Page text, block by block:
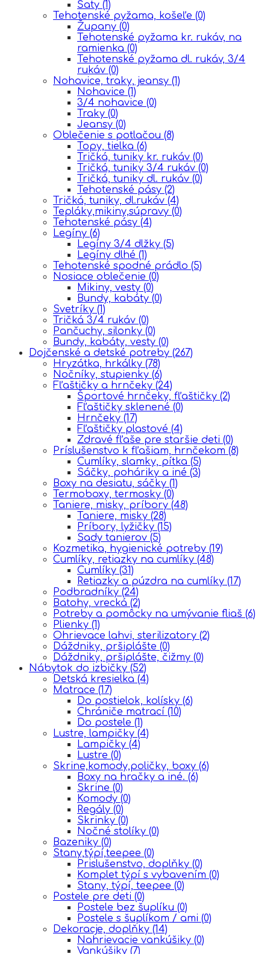
Šaty (1)
Tehotenské pyžama, košeľe (0)
Župany (0)
Tehotenské pyžama kr. rukáv, na
ramienka (0)
Tehotenské pyžama dl. rukáv, 3/4
rukáv (0)
Nohavice, traky, jeansy (1)
Nohavice (1)
3/4 nohavice (0)
Traky (0)
Jeansy (0)
Oblečenie s potlačou (8)
Topy, tielka (6)
Tričká, tuniky kr. rukáv (0)
Tričká, tuniky 3/4 rukáv (0)
Tričká, tuniky dl. rukáv (0)
Tehotenské pásy (2)
Tričká, tuniky, dl.rukáv (4)
Tepláky,mikiny,súpravy (0)
Tehotenské pásy (4)
Legíny (6)
Legíny 3/4 dlžky (5)
Legíny dlhé (1)
Tehotenské spodné prádlo (5)
Nosiace oblečenie (0)
Mikiny, vesty (0)
Bundy, kabáty (0)
Svetríky (1)
Tričká 3/4 rukáv (0)
Pančuchy, silonky (0)
Bundy, kabáty, vesty (0)
Dojčenské a detské potreby (267)
Hryzátka, hrkálky (78)
Nočníky, stupienky (6)
Fľaštičky a hrnčeky (24)
Športové hrnčeky, fľaštičky (2)
Fľaštičky sklenené (0)
Hrnčeky (17)
Fľaštičky plastové (4)
Zdravé fľaše pre staršie deti (0)
Príslušenstvo k fľašiam, hrnčekom (8)
Cumlíky, slamky, pítka (5)
Sáčky, poháriky a iné (3)
Boxy na desiatu, sáčky (1)
Termoboxy, termosky (0)
Taniere, misky, príbory (48)
Taniere, misky (28)
Príbory, lyžičky (15)
Sady tanierov (5)
Kozmetika, hygienické potreby (19)
Cumlíky, retiazky na cumlíky (48)
Cumlíky (31)
Retiazky a púzdra na cumlíky (17)
Podbradníky (24)
Batohy, vrecká (2)
Potreby a pomôcky na umývanie fliaš (6)
Plienky (1)
Ohrievace lahvi, sterilizatory (2)
Dáždniky, pršiplášte (0)
Dáždniky, pršiplášte, čižmy (0)
Nábytok do izbičky (52)
Detská kresielka (4)
Matrace (17)
Do postielok, kolísky (6)
Chrániče matrací (10)
Do postele (1)
Lustre, lampičky (4)
Lampičky (4)
Lustre (0)
Skrine,komody,poličky, boxy (6)
Boxy na hračky a iné. (6)
Skrine (0)
Komody (0)
Regály (0)
Skrinky (0)
Nočné stolíky (0)
Bazeniky (0)
Stany,týpí,teepee (0)
Prislušenstvo, doplňky (0)
Komplet týpí s vybavením (0)
Stany, týpí, teepee (0)
Postele pre deti (0)
Postele bez šuplíku (0)
Postele s šuplíkom / ami (0)
Dekoracje, doplňky (14)
Nahrievacie vankúšiky (0)
Vankúšiky (7)